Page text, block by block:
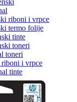
riboni i vrpce
termo folije
tinte
toneri
toneri
i vrpce
tinte